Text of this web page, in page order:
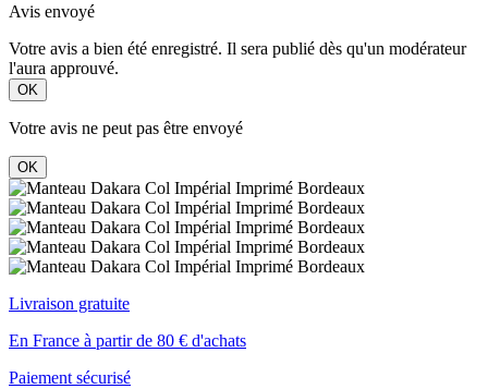
Avis envoyé
Votre avis a bien été enregistré. Il sera publié dès qu'un modérateur
l'aura approuvé.
OK
Votre avis ne peut pas être envoyé
OK
Livraison gratuite
En France à partir de 80 € d'achats
Paiement sécurisé